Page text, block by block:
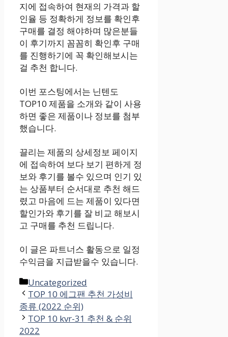
지에 접속하여 현재의 가격과 할
인율 등 정확하게 정보를 확인후
구매를 결정 해야하며 많은분들
이 후기까지 꼼꼼히 확인후 구매
를 진행하기에 꼭 확인해보시는
걸 추천 합니다.
이번 포스팅에서는 닌텐도
TOP10 제품을 소개와 같이 사용
하면 좋은 제품이나 정보를 첨부
했습니다.
끌리는 제품의 상세정보 페이지
에 접속하여 보다 보기 편하게 정
보와 후기를 볼수 있으며 인기 있
는 상품부터 순서대로 추천 해드
렸고 마음에 드는 제품이 있다면
할인가와 후기를 잘 비교 해보시
고 구매를 추천 드립니다.
이 글은 파트너스 활동으로 일정
수익금을 지급받을수 있습니다.
카
테
고
리
Uncategorized
TOP 10 에그팬 추천 가성비
종류 (2022 순위)
TOP 10 kvr-31 추천 & 순위
2022